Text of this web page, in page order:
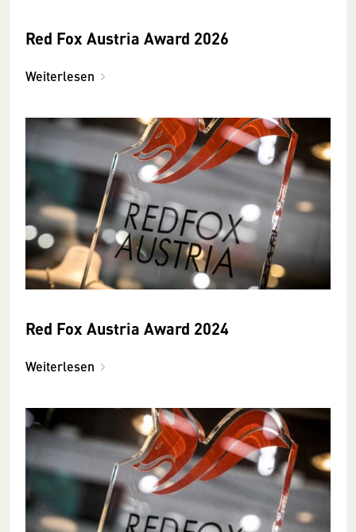
Red Fox Austria Award 2026
Weiterlesen
Red Fox Austria Award 2024
Weiterlesen